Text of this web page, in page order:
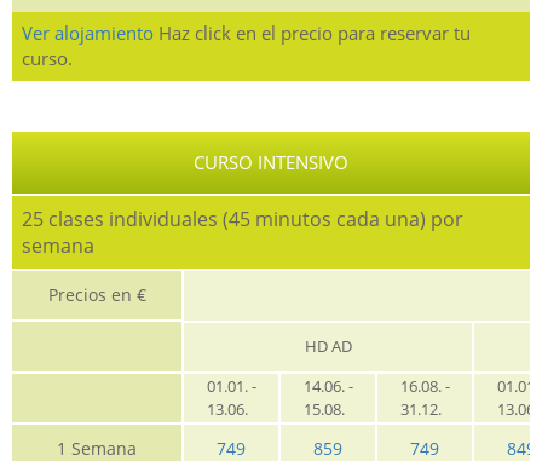
Ver alojamiento Haz click en el precio para reservar tu
curso.
CURSO INTENSIVO
25 clases individuales (45 minutos cada una) por
semana
Precios en €
HD AD
01.01. -
13.06.
14.06. -
15.08.
16.08. -
31.12.
01.01.
1 Semana 749 859 749 849